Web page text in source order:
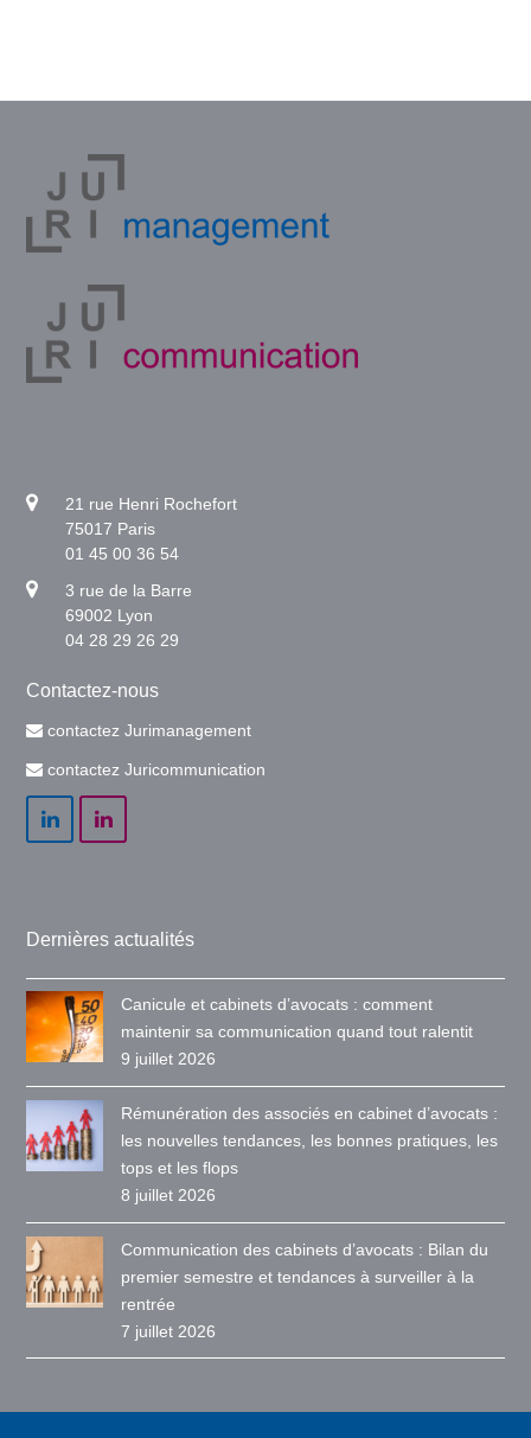
21 rue Henri Rochefort
75017 Paris
01 45 00 36 54
3 rue de la Barre
69002 Lyon
04 28 29 26 29
Contactez-nous
contactez Jurimanagement
contactez Juricommunication
LinkedInLinkedIn
Dernières actualités
Canicule et cabinets d’avocats : comment
maintenir sa communication quand tout ralentit
9 juillet 2026
Rémunération des associés en cabinet d’avocats :
les nouvelles tendances, les bonnes pratiques, les
tops et les flops
8 juillet 2026
Communication des cabinets d’avocats : Bilan du
premier semestre et tendances à surveiller à la
rentrée
7 juillet 2026